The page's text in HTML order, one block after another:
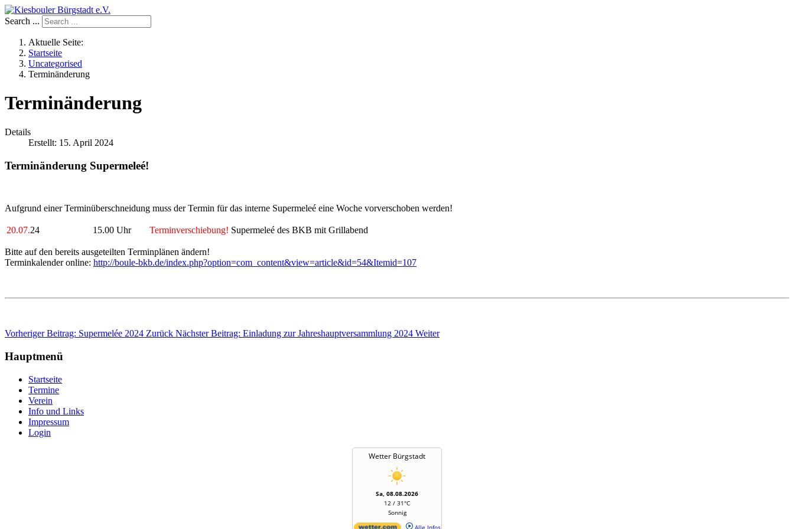
Search ...
Aktuelle Seite:
Startseite
Uncategorised
Terminänderung
Terminänderung
Details
Erstellt: 15. April 2024
Terminänderung Supermeleé!
Aufgrund einer Terminüberschneidung muss der Termin für das interne Supermeleé eine Woche vorverschoben werden!
20.07.24 15.00 Uhr Terminverschiebung! Supermeleé des BKB mit Grillabend
Bitte auf den bereits ausgeteilten Terminplänen ändern!
Terminkalender online: http://boule-bkb.de/index.php?option=com_content&view=article&id=54&Itemid=107
Vorheriger Beitrag: Supermelée 2024 Zurück Nächster Beitrag: Einladung zur Jahreshauptversammlung 2024 Weiter
Hauptmenü
Startseite
Termine
Verein
Info und Links
Impressum
Login
Wetter Bürgstadt
Sa, 08.08.2026
12 / 31°C
Sonnig
Alle Infos